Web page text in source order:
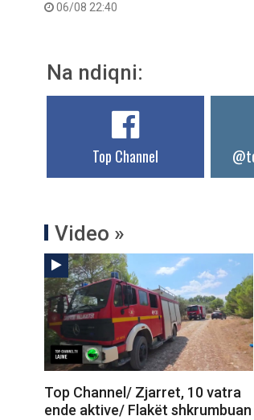
06/08 22:40
Na ndiqni:
Top Channel
Video »
Top Channel/ Zjarret, 10 vatra
ende aktive/ Flakët shkrumbuan